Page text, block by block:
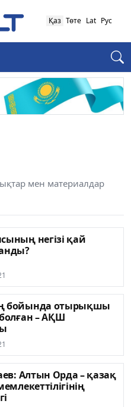
Қаз Төте Lat Рус
мен материалдар
негізі қай
бойында отырықшы
– АҚШ
Алтын Орда – қазақ